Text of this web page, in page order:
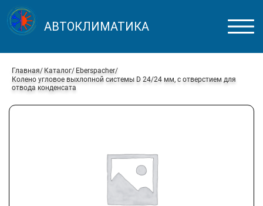
АВТОКЛИМАТИКА
Главная Каталог
Eberspacher
Колено угловое выхлопной системы D 24/24 мм, с отверстием для
отвода конденсата